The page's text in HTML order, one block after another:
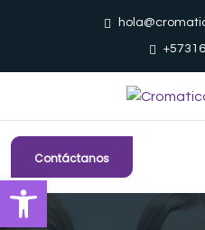
Abrir barra de
Contáctanos